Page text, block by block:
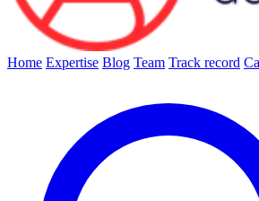
Home Expertise Blog Team Track record